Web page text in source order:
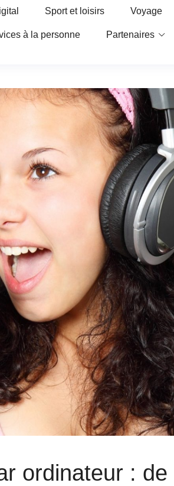
Sport et loisirs Voyage
à la personne Partenaires
ordinateur : de